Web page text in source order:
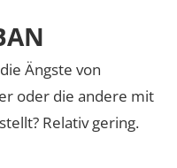
Ängste von
oder die andere mit
Relativ gering.